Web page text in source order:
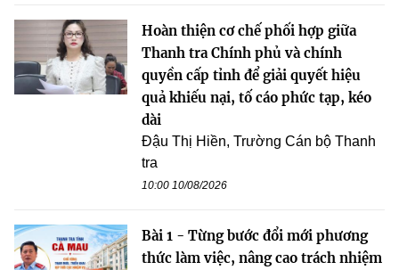
Hoàn thiện cơ chế phối hợp giữa
Thanh tra Chính phủ và chính
quyền cấp tỉnh để giải quyết hiệu
quả khiếu nại, tố cáo phức tạp, kéo
dài
Đậu Thị Hiền, Trường Cán bộ Thanh
tra
10:00 10/08/2026
Bài 1 - Từng bước đổi mới phương
thức làm việc, nâng cao trách nhiệm